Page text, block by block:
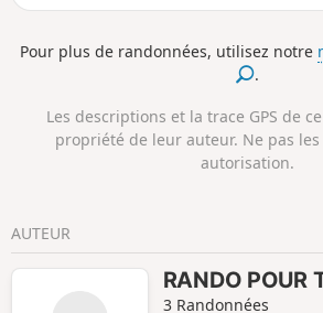
Pour plus de randonnées, utilisez notre
.
Les descriptions et la trace GPS de
propriété de leur auteur. Ne pas
autorisation.
AUTEUR
RANDO POUR
3 Randonnées